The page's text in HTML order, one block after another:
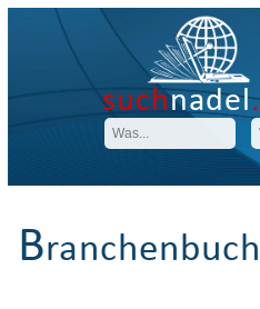
suchnadel
B